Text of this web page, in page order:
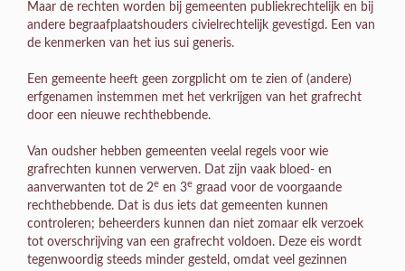
Maar de rechten worden bij gemeenten publiekrechtelijk en bij
andere begraafplaatshouders civielrechtelijk gevestigd. Een van
de kenmerken van het ius sui generis.
Een gemeente heeft geen zorgplicht om te zien of (andere)
erfgenamen instemmen met het verkrijgen van het grafrecht
door een nieuwe rechthebbende.
Van oudsher hebben gemeenten veelal regels voor wie
grafrechten kunnen verwerven. Dat zijn vaak bloed- en
aanverwanten tot de 2e en 3e graad voor de voorgaande
rechthebbende. Dat is dus iets dat gemeenten kunnen
controleren; beheerders kunnen dan niet zomaar elk verzoek
tot overschrijving van een grafrecht voldoen. Deze eis wordt
tegenwoordig steeds minder gesteld, omdat veel gezinnen